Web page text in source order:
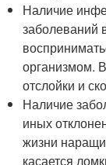
Наличие
заболеваний
организмом.
отслойки и
Наличие
иных
жизни
касается